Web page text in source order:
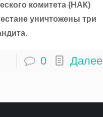
комитета (НАК)
уничтожены три
0 Далее